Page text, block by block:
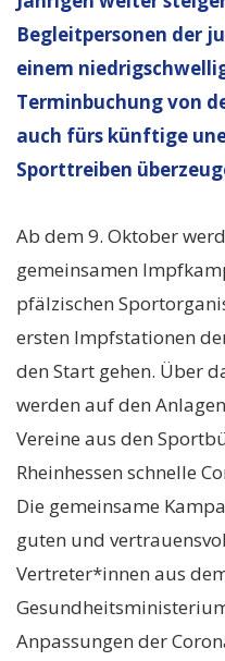
Begleitpersonen der
einem
Terminbuchung von
auch fürs künftige
Sporttreiben
Ab dem 9. Oktober
gemeinsamen
pfälzischen
ersten Impfstationen
den Start gehen. Über
werden auf den
Vereine aus den
Rheinhessen schnelle
Die gemeinsame
guten und
Vertreter*innen aus
Anpassungen der